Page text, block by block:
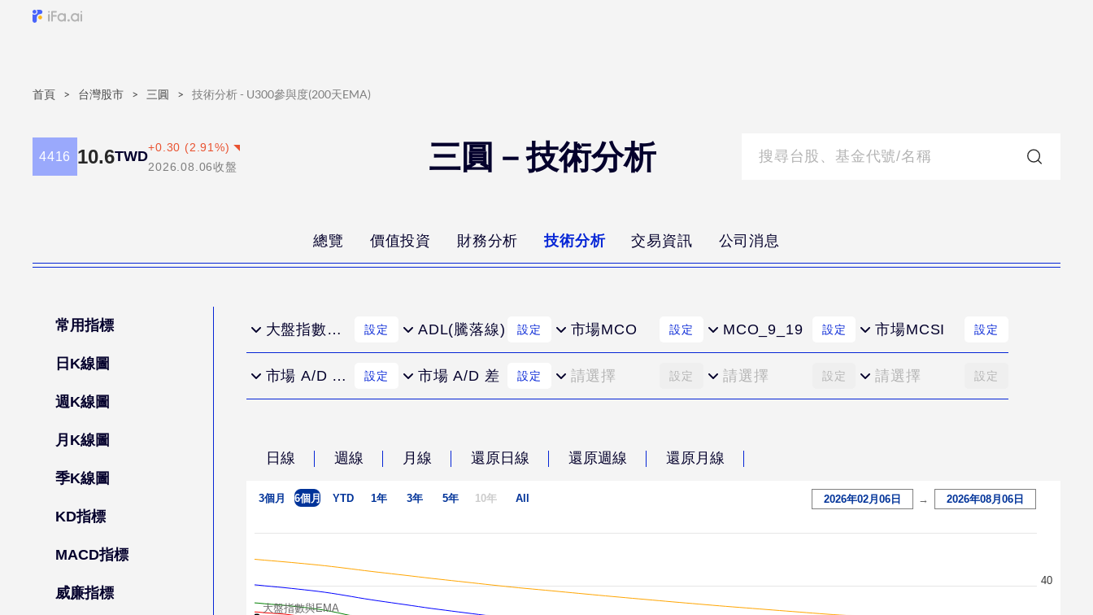
首頁 > 台灣股市 > 三圓 > 技術分析 - U300參與度(200天EMA)
4416 10.6TWD
+0.30 (2.91%)
2026.08.06收盤 三圓－技術分析
總覽 價值投資 財務分析 技術分析 交易資訊 公司消息
常用指標
日K線圖
週K線圖
月K線圖
季K線圖
KD指標
MACD指標
威廉指標
大盤指數與EMA 設定 ADL(騰落線) 設定 市場MCO 設定 MCO_9_19 設定 市場MCSI 設定
市場 A/D Ratio 設定 市場 A/D 差 設定 請選擇 設定 請選擇 設定 請選擇 設定
日線 週線 月線 還原日線 還原週線 還原月線
40
3個月 6個月 YTD 1年 3年 5年 10年 All 2026年02月06日 → 2026年08月06日
大盤指數與EMA